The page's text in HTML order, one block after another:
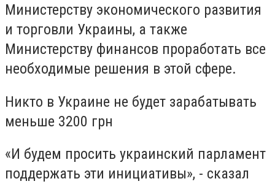
Министерству экономического развития
и торговли Украины, а также
Министерству финансов проработать все
необходимые решения в этой сфере.
Никто в Украине не будет зарабатывать
меньше 3200 грн
«И будем просить украинский парламент
поддержать эти инициативы», - сказал